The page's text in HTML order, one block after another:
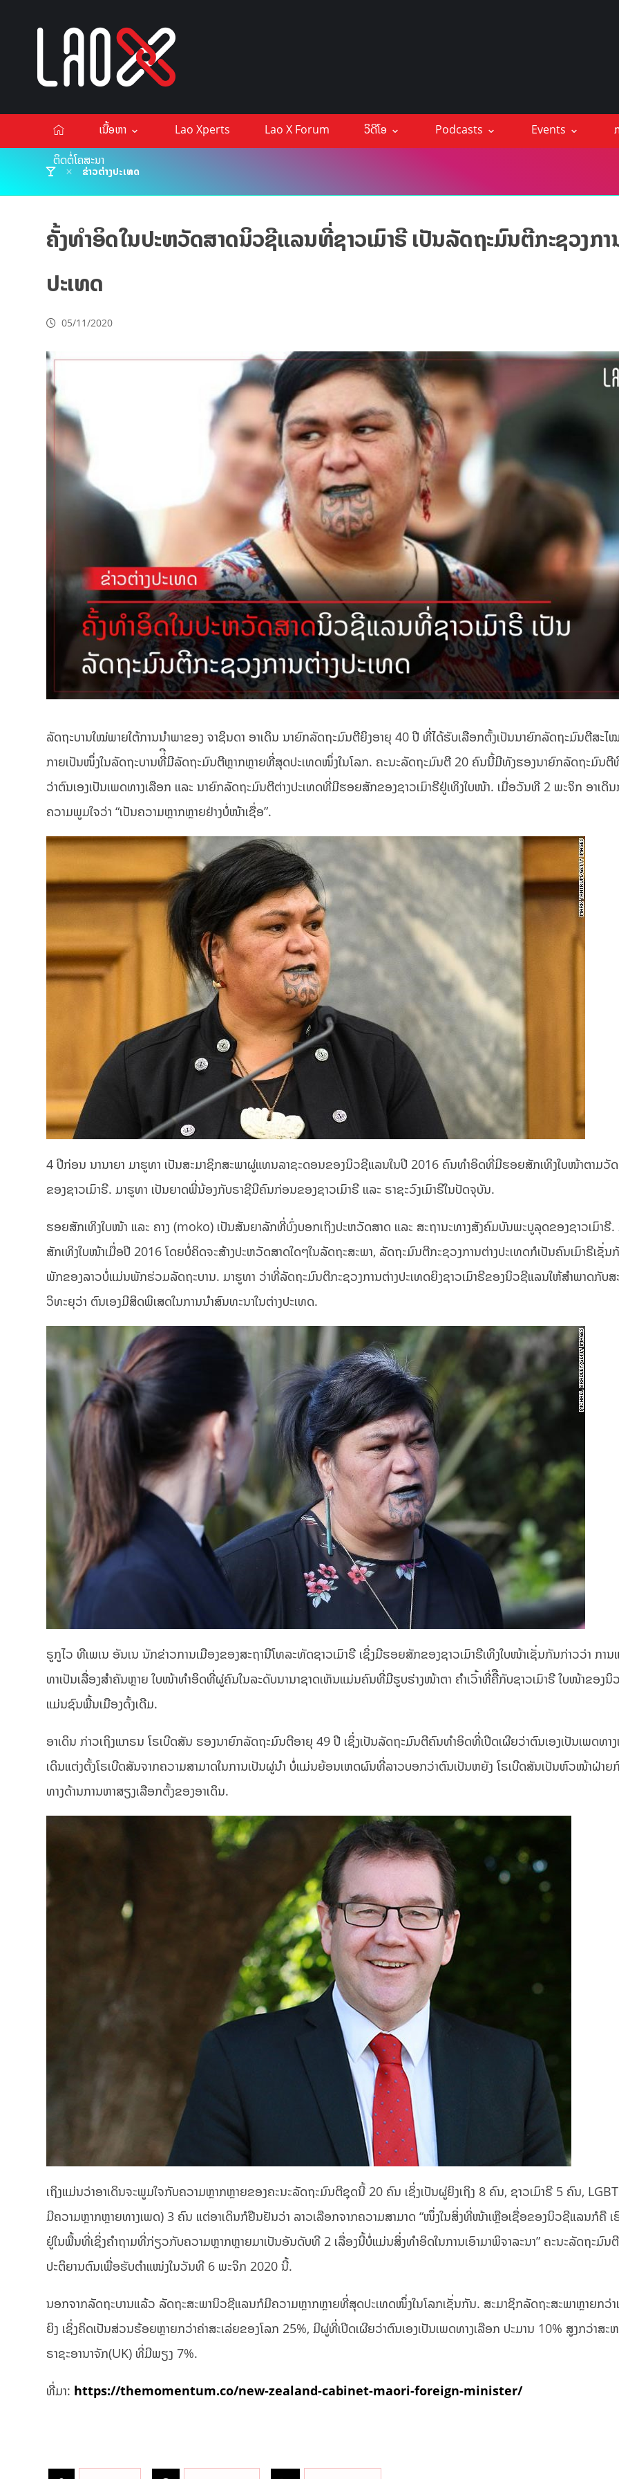
ເນື້ອຫາ Lao Xperts Lao X Forum ວິດີໂອ Podcasts Events
ຕິດຕໍ່ໂຄສະນາ
ຂ່າວຕ່າງປະເທດ
ຄັ້ງທຳອິດໃນປະຫວັດສາດນິວຊີແລນທີ່ຊາວເມົາຣີ ເປັນລັດຖະມົນຕີກະຊວງກາ
ປະເທດ
05/11/2020
ລັດຖະບານໃໝ່ພາຍໃຕ້ການນຳພາຂອງ ຈາຊິນດາ ອາເດິນ ນາຍົກລັດຖະມົນຕີຍິງອາຍຸ 40 ປີ ທີ່ໄດ້ຮັບເລືອກຕັ້ງເປັນນາຍົກລັດຖະມົນຕີສະ
ກາຍເປັນໜຶ່ງໃນລັດຖະບານທີ່ີມີລັດຖະມົນຕີຫຼາກຫຼາຍທີ່ສຸດປະເທດໜຶ່ງໃນໂລກ. ຄະນະລັດຖະມົນຕີ 20 ຄົນນີ້ມີທັງຮອງນາຍົກລັດຖະມົນຕີ
ວ່າຕົນເອງເປັນເພດທາງເລືອກ ແລະ ນາຍົກລັດຖະມົນຕີຕ່າງປະເທດທີ່ມີຮອຍສັກຂອງຊາວເມົາຣີຢູ່ເທິງໃບໜ້າ. ເມື່ອວັນທີ 2 ພະຈິກ ອາເດິ
ຄວາມພູມໃຈວ່າ “ເປັນຄວາມຫຼາກຫຼາຍຢ່າງບໍ່ໜ້າເຊື່ອ”.
4 ປີກ່ອນ ນານາຍາ ມາຮູທາ ເປັນສະມາຊິກສະພາຜູ່ແທນລາຊະດອນຂອງນິວຊີແລນໃນປີ 2016 ຄົນທຳອິດທີ່ມີຮອຍສັກເທິງໃບໜ້າຕາມວັ
ຂອງຊາວເມົາຣີ. ມາຮູທາ ເປັນຍາດພີ່ນ້ອງກັບຣາຊີນີຄົນກ່ອນຂອງຊາວເມົາຣີ ແລະ ຣາຊະວົງເມົາຣີໃນປັດຈຸບັນ.
ຮອຍສັກເທິງໃບໜ້າ ແລະ ຄາງ (moko) ເປັນສັນຍາລັກທີ່ບົ່ງບອກເຖິງປະຫວັດສາດ ແລະ ສະຖານະທາງສັງຄົມບັນພະບູລຸດຂອງຊາວເມົາຣີ.
ສັກເທິງໃບໜ້າເມື່ອປີ 2016 ໂດຍບໍ່ຄິດຈະສ້າງປະຫວັດສາດໃດໆໃນລັດຖະສະພາ, ລັດຖະມົນຕີກະຊວງການຕ່າງປະເທດກໍເປັນຄົນເມົາຣີເຊັ່
ພັກຂອງລາວບໍ່ແມ່ນພັກຮ່ວມລັດຖະບານ. ມາຮູທາ ວ່າທີ່ລັດຖະມົນຕີກະຊວງການຕ່າງປະເທດຍິງຊາວເມົາຣີຂອງນິວຊີແລນໃຫ້ສຳພາດກັບສ
ວິທະຍຸວ່າ ຕົນເອງມີສິດພິເສດໃນການນຳສົນທະນາໃນຕ່າງປະເທດ.
ຣູກູໄວ ທີເພເນ ອັນເນ ນັກຂ່າວການເມືອງຂອງສະຖານີໂທລະທັດຊາວເມົາຣີ ເຊິ່ງມີຮອຍສັກຂອງຊາວເມົາຣີເທິງໃບໜ້າເຊັ່ນກັນກ່າວວ່າ ການ
ທາເປັນເລື່ອງສຳຄັນຫຼາຍ ໃບໜ້າທຳອິດທີ່ຜູ່ຄົນໃນລະດັບນານາຊາດເຫັນແມ່ນຄົນທີ່ມີຮູບຮ່າງໜ້າຕາ ຄຳເວົ້າທີ່ຄືືກັບຊາວເມົາຣີ ໃບໜ້າຂອງນິ
ແມ່ນຊົນພື້ນເມືອງດັ້ງເດີມ.
ອາເດິນ ກ່າວເຖິງແກຣນ ໂຣເບີດສັນ ຮອງນາຍົກລັດຖະມົນຕີອາຍຸ 49 ປີ ເຊິ່ງເປັນລັດຖະມົນຕີຄົນທຳອິດທີ່ເປີດເຜີຍວ່າຕົນເອງເປັນເພດທາງ
ເດິນແຕ່ງຕັ້ງໂຣເບີດສັນຈາກຄວາມສາມາດໃນການເປັນຜູ່ນຳ ບໍ່ແມ່ນຍ້ອນເຫດຜົນທີ່ລາວບອກວ່າຕົນເປັນຫຍັງ ໂຣເບີດສັນເປັນຫົວໜ້າຝ່າຍ
ທາງດ້ານການຫາສຽງເລືອກຕັ້ງຂອງອາເດິນ.
ເຖິງແມ່ນວ່າອາເດິນຈະພູມໃຈກັບຄວາມຫຼາກຫຼາຍຂອງຄະນະລັດຖະມົນຕີຊຸດນີ້ 20 ຄົນ ເຊິ່ງເປັນຜູ່ຍິງເຖິງ 8 ຄົນ, ຊາວເມົາຣີ 5 ຄົນ,
ມີຄວາມຫຼາກຫຼາຍທາງເພດ) 3 ຄົນ ແຕ່ອາເດິນກໍຢືນຢັນວ່າ ລາວເລືອກຈາກຄວາມສາມາດ “ໜຶ່ງໃນສິ່ງທີ່ໜ້າເຫຼືອເຊື່ອຂອງນິວຊີແລນກໍຄື ເ
ຢູ່ໃນພື້ນທີ່ເຊິ່ງຄຳຖາມທີ່ກ່ຽວກັບຄວາມຫຼາກຫຼາຍມາເປັນອັນດັບທີ 2 ເລື່ອງນີ້ບໍ່ແມ່ນສິ່ງທຳອິດໃນການເອົາມາພິຈາລະນາ” ຄະນະລັດຖະມົນ
ປະຕິຍານຕົນເພື່ອຮັບຕຳແໜ່ງໃນວັນທີ 6 ພະຈິກ 2020 ນີ້.
ນອກຈາກລັດຖະບານແລ້ວ ລັດຖະສະພານິວຊີແລນກໍມີຄວາມຫຼາກຫຼາຍທີ່ສຸດປະເທດໜຶ່ງໃນໂລກເຊັ່ນກັນ. ສະມາຊິກລັດຖະສະພາຫຼາຍກວ່າ
ຍິງ ເຊິ່ງຄິດເປັນສ່ວນຮ້ອຍຫຼາຍກວ່າຄ່າສະເລ່ຍຂອງໂລກ 25%, ມີຜູ່ທີ່ເປີດເຜີຍວ່າຕົນເອງເປັນເພດທາງເລືອກ ປະມານ 10% ສູງກວ່າສະ
ຣາຊະອານາຈັກ(UK) ທີ່ມີພຽງ 7%.
ທີ່ມາ: https://themomentum.co/new-zealand-cabinet-maori-foreign-minister/